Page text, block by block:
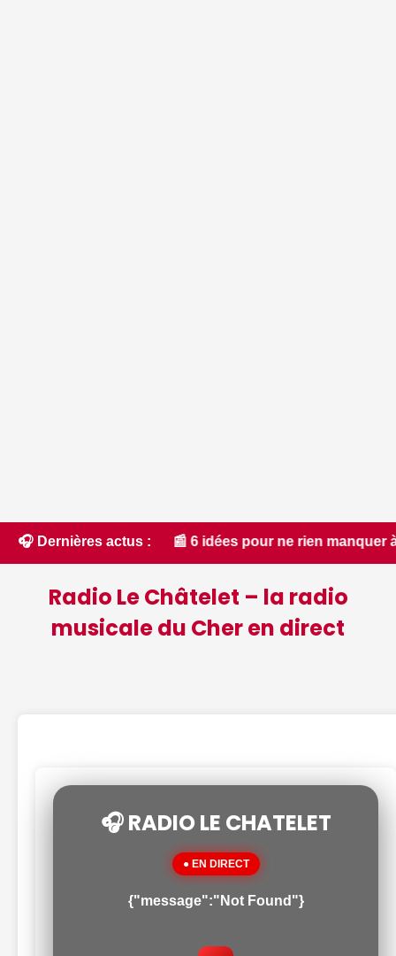
🎧 Dernières actus :
• 📰 6 idées pour ne rien manquer à Bourges
Radio Le Châtelet – la radio
musicale du Cher en direct
🎧 RADIO LE CHATELET
● EN DIRECT
{"message":"Not Found"}